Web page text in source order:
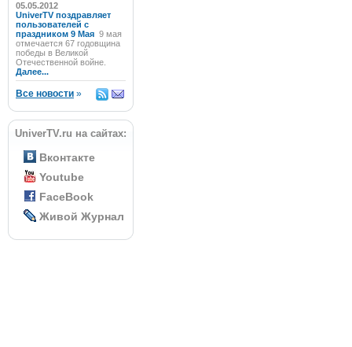
05.05.2012
UniverTV поздравляет
пользователей с
праздником 9 Мая 9 мая
отмечается 67 годовщина
победы в Великой
Отечественной войне.
Далее...
Все новости »
UniverTV.ru на сайтах:
Вконтакте
Youtube
FaceBook
Живой Журнал